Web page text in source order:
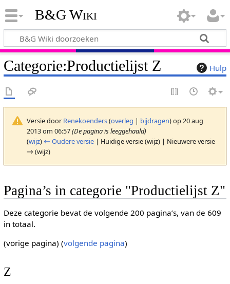
B&G Wiki
Hulp
Categorie:Productielijst Z
Versie door Renekoenders(overleg | bijdragen)op 20 aug
2013 om 06:57(De pagina is leeggehaald)
(wijz) ← Oudere versie| Huidige versie (wijz) | Nieuwere versie
→ (wijz)
Pagina’s in categorie "Productielijst Z"
Deze categorie bevat de volgende 200 pagina’s, van de 609
in totaal.
(vorige pagina) (volgende pagina)
Z